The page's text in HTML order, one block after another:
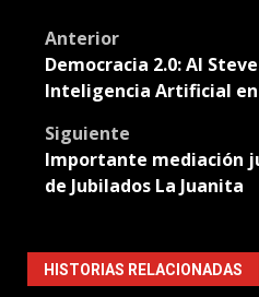
Post
navigation
Anterior
Democracia 2.0: AI
Inteligencia Artificial
Siguiente
Importante mediación
de Jubilados La Juanita
HISTORIAS RELACIONADAS